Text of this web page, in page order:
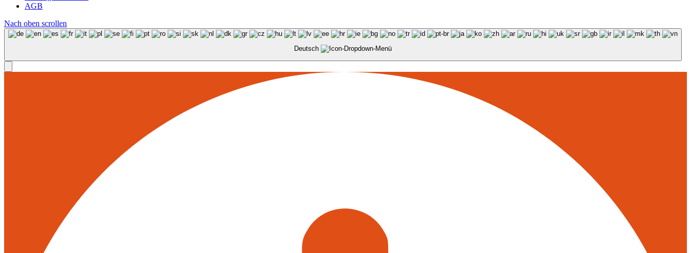
AGB
Nach oben scrollen
Deutsch